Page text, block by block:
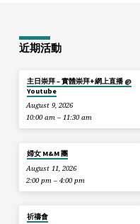
近期活動
主日崇拜 – 實體崇拜+網上直播 @
Youtube
August 9, 2026
10:00 am – 11:30 am
婦女 M&M 團
August 11, 2026
2:00 pm – 4:00 pm
祈禱會